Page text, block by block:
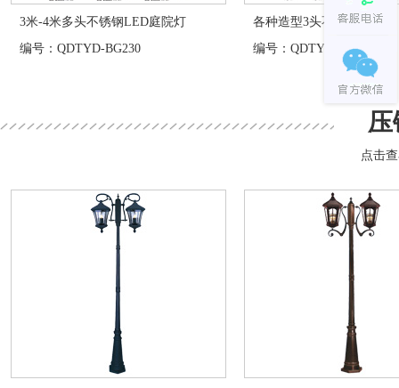
3米-4米多头不锈钢LED庭院灯
编号：QDTYD-BG230
各种造型3头不锈钢庭院灯
编号：QDTYD-BG231
点击